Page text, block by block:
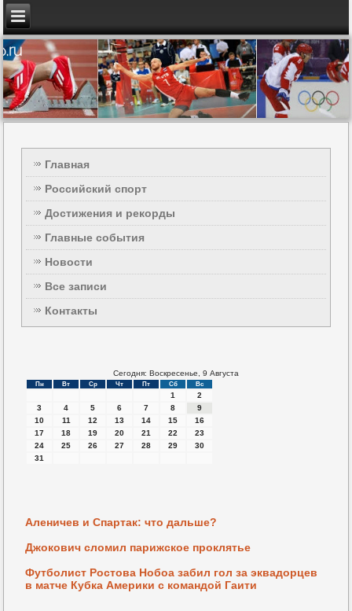
Главная
Российский спорт
Достижения и рекорды
Главные события
Новости
Все записи
Контакты
Сегодня: Воскресенье, 9 Августа
Пн Вт Ср Чт Пт Сб Вс
1
2
3
4 5 6 7 8
9
10
11 12 13 14 15
16
17
18 19 20 21 22
23
24
25 26 27 28 29
30
31
Аленичев и Спартак: что дальше?
Джокович сломил парижское проклятье
Футболист Ростова Нобоа забил гол за эквадорцев
в матче Кубка Америки с командой Гаити